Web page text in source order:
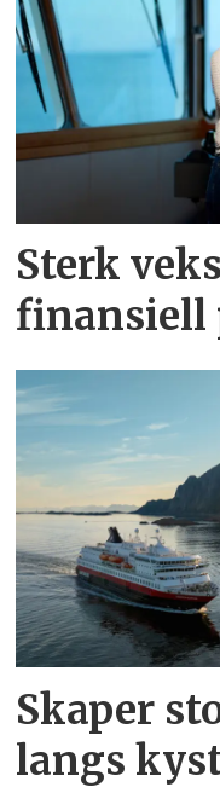
Sterk
finansiell
Skaper
langs